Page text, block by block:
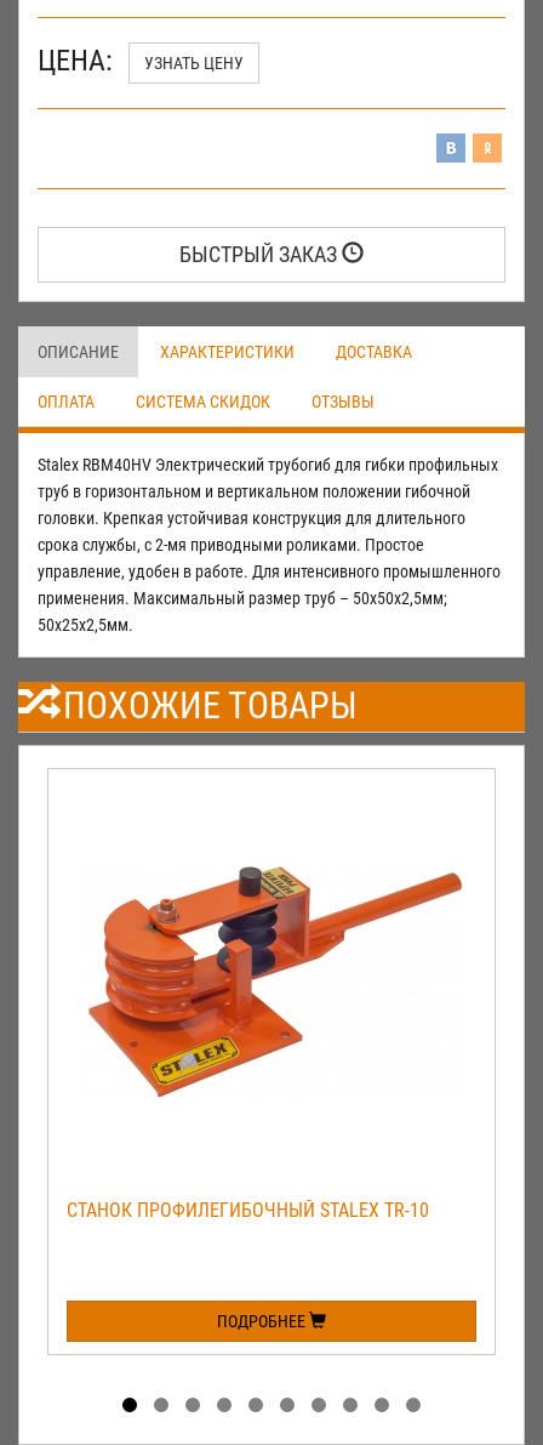
ЦЕНА: УЗНАТЬ ЦЕНУ
БЫСТРЫЙ ЗАКАЗ
ОПИСАНИЕ ХАРАКТЕРИСТИКИ ДОСТАВКА
ОПЛАТА СИСТЕМА СКИДОК ОТЗЫВЫ
Stalex RBM40HV Электрический трубогиб для гибки профильных
труб в горизонтальном и вертикальном положении гибочной
головки. Крепкая устойчивая конструкция для длительного
срока службы, с 2-мя приводными роликами. Простое
управление, удобен в работе. Для интенсивного промышленного
применения. Максимальный размер труб – 50х50х2,5мм;
50х25х2,5мм.
ПОХОЖИЕ ТОВАРЫ
СТАНОК ПРОФИЛЕГИБОЧНЫЙ STALEX TR-10
ПОДРОБНЕЕ